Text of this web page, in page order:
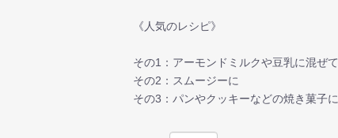
《人気のレシピ》
その1：アーモンドミルクや豆乳に混ぜて
その2：スムージーに
その3：パンやクッキーなどの焼き菓子に